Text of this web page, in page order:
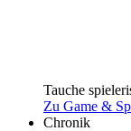
Tauche
Zu Game &
Chronik